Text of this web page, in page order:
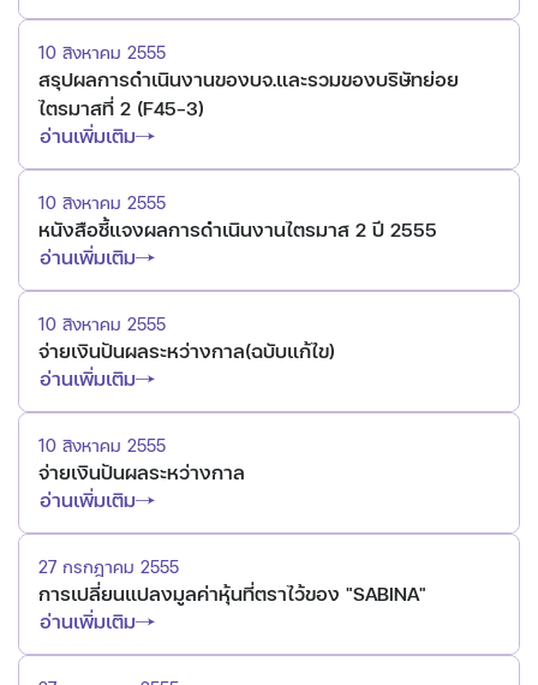
10 สิงหาคม 2555
สรุปผลการดำเนินงานของบจ.และรวมของบริษัทย่อย
ไตรมาสที่ 2 (F45-3)
อ่านเพิ่มเติม
10 สิงหาคม 2555
หนังสือชี้แจงผลการดำเนินงานไตรมาส 2 ปี 2555
อ่านเพิ่มเติม
10 สิงหาคม 2555
จ่ายเงินปันผลระหว่างกาล(ฉบับแก้ไข)
อ่านเพิ่มเติม
10 สิงหาคม 2555
จ่ายเงินปันผลระหว่างกาล
อ่านเพิ่มเติม
27 กรกฎาคม 2555
การเปลี่ยนแปลงมูลค่าหุ้นที่ตราไว้ของ "SABINA"
อ่านเพิ่มเติม